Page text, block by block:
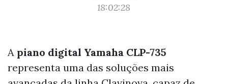
18:02:28
A piano digital Yamaha CLP-735
representa uma das soluções mais